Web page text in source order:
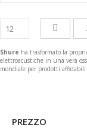
PaginaPagina
Shure ha trasformato la
elettroacustiche in una vera
mondiale per prodotti
PREZZO